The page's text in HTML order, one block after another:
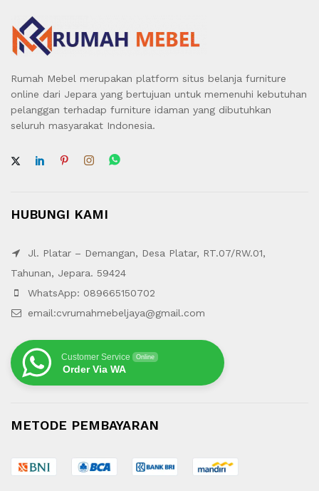
Rumah Mebel merupakan platform situs belanja furniture
online dari Jepara yang bertujuan untuk memenuhi kebutuhan
pelanggan terhadap furniture idaman yang dibutuhkan
seluruh masyarakat Indonesia.
HUBUNGI KAMI
Jl. Platar – Demangan, Desa Platar, RT.07/RW.01,
Tahunan, Jepara. 59424
WhatsApp: 089665150702
email:cvrumahmebeljaya@gmail.com
Customer Service Online
Order Via WA
METODE PEMBAYARAN